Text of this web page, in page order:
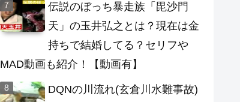
伝説のぼっち暴走族「毘沙門
天」の玉井弘之とは？現在は金
持ちで結婚してる？セリフや
MAD動画も紹介！【動画有】
DQNの川流れ(玄倉川水難事故)